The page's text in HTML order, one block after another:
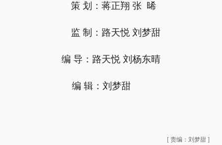
策 划：蒋正翔 张 晞
监 制：路天悦 刘梦甜
编 导：路天悦 刘杨东晴
编 辑：刘梦甜
[ 责编：刘梦甜 ]